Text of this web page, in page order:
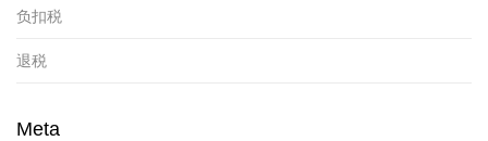
负扣税
退税
Meta